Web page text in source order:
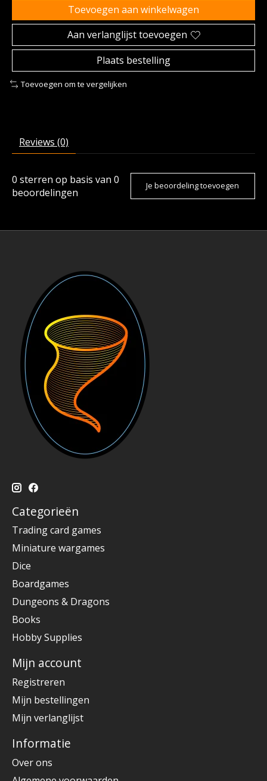
Toevoegen aan winkelwagen
Aan verlanglijst toevoegen
Plaats bestelling
Toevoegen om te vergelijken
Reviews (0)
0 sterren op basis van 0
beoordelingen
Je beoordeling toevoegen
Categorieën
Trading card games
Miniature wargames
Dice
Boardgames
Dungeons & Dragons
Books
Hobby Supplies
Mijn account
Registreren
Mijn bestellingen
Mijn verlanglijst
Informatie
Over ons